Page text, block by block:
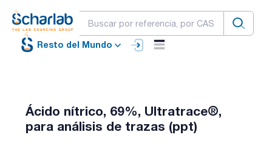
Resto del Mundo
Ácido nítrico, 69%, Ultratrace®,
para análisis de trazas (ppt)